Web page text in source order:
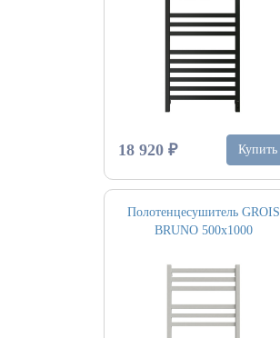
18 920 ₽ Купить
Полотенцесушитель GROIS
BRUNO 500х1000